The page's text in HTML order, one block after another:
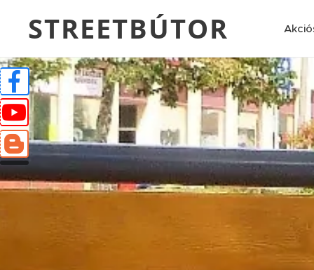
STREETBÚTOR